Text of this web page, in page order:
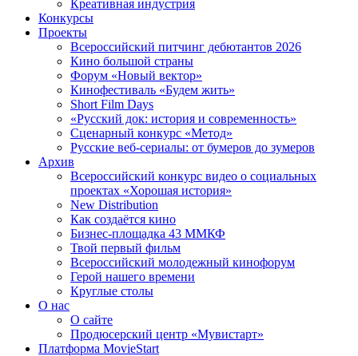
Креативная индустрия
Конкурсы
Проекты
Всероссийский питчинг дебютантов 2026
Кино большой страны
Форум «Новый вектор»
Кинофестиваль «Будем жить»
Short Film Days
«Русский док: история и современность»
Сценарный конкурс «Метод»
Русские веб-сериалы: от бумеров до зумеров
Архив
Всероссийский конкурс видео о социальных
проектах «Хорошая история»
New Distribution
Как создаётся кино
Бизнес-площадка 43 ММКФ
Твой первый фильм
Всероссийский молодежный кинофорум
Герой нашего времени
Круглые столы
О нас
О сайте
Продюсерский центр «Мувистарт»
Платформа MovieStart